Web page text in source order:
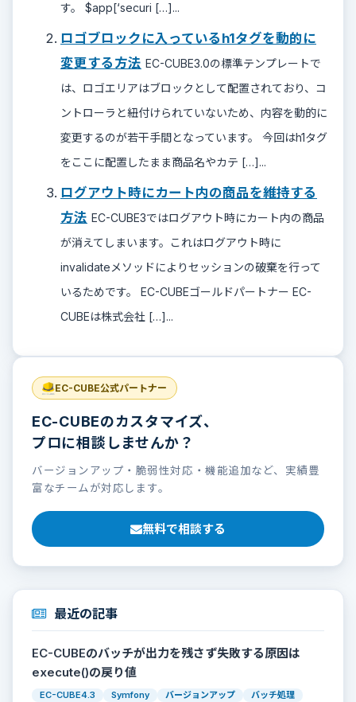
す。 $app[‘securi […]...
ロゴブロックに入っているh1タグを動的に
変更する方法 EC-CUBE3.0の標準テンプレートで
は、ロゴエリアはブロックとして配置されており、コ
ントローラと紐付けられていないため、内容を動的に
変更するのが若干手間となっています。 今回はh1タグ
をここに配置したまま商品名やカテ […]...
ログアウト時にカート内の商品を維持する
方法 EC-CUBE3ではログアウト時にカート内の商品
が消えてしまいます。これはログアウト時に
invalidateメソッドによりセッションの破棄を行って
いるためです。 EC-CUBEゴールドパートナー EC-
CUBEは株式会社 […]...
EC-CUBE公式パートナー
EC-CUBEのカスタマイズ、
プロに相談しませんか？
バージョンアップ・脆弱性対応・機能追加など、実績豊
富なチームが対応します。
無料で相談する
最近の記事
EC-CUBEのバッチが出力を残さず失敗する原因は
execute()の戻り値
EC-CUBE4.3 Symfony バージョンアップ バッチ処理